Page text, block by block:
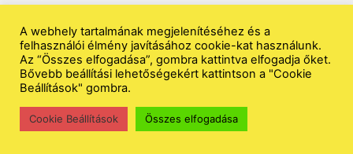
Ékszeruniverzum
Kövess minket
A webhely tartalmának megjelenítéséhez és a
felhasználói élmény javításához cookie-kat használunk.
Az “Összes elfogadása”, gombra kattintva elfogadja őket.
Bővebb beállítási lehetőségekért kattintson a "Cookie
Beállítások" gombra.
Cookie Beállítások Összes elfogadása